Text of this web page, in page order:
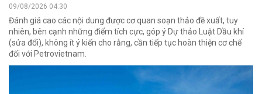
09/08/2026 04:30
Đánh giá cao các nội dung được cơ quan soạn thảo đề xuất, tuy
nhiên, bên cạnh những điểm tích cực, góp ý Dự thảo Luật Dầu khí
(sửa đổi), không ít ý kiến cho rằng, cần tiếp tục hoàn thiện cơ chế
đối với Petrovietnam.